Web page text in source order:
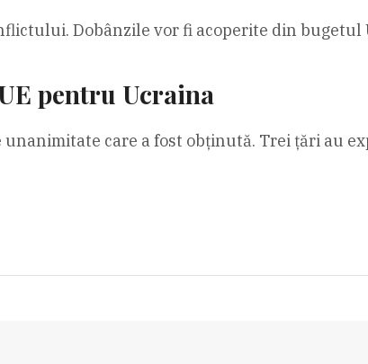
Dobânzile vor fi acoperite din
pentru Ucraina
care a fost obţinută. Trei ţări au